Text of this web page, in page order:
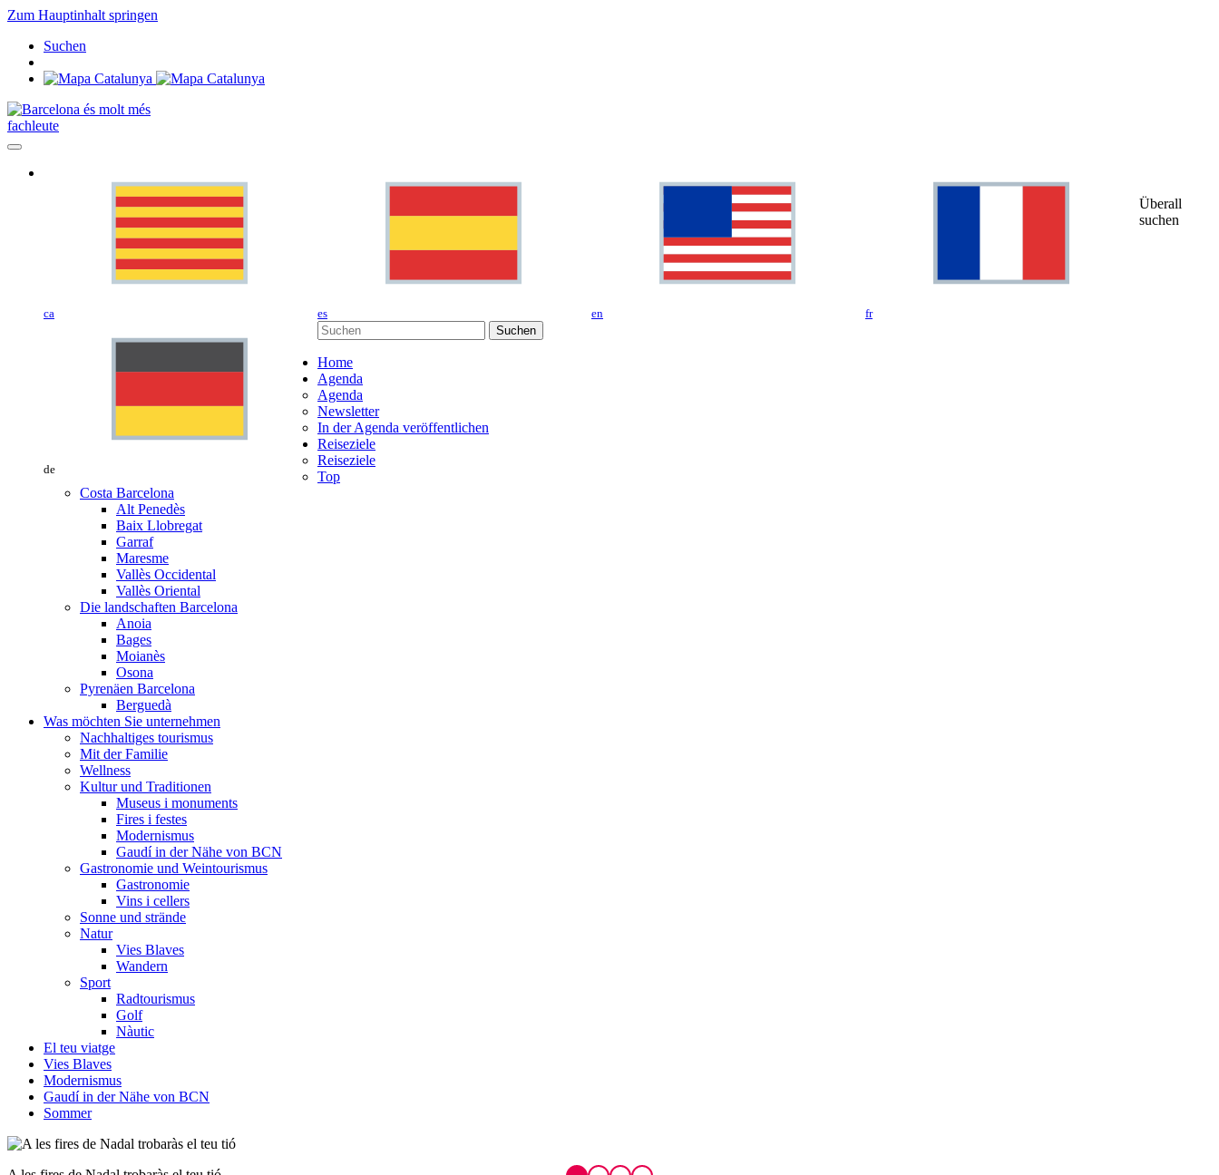
Zum Hauptinhalt springen
Suchen
fachleute
ca es en fr
de
Überall
suchen
Suchen
Home
Agenda
Agenda
Newsletter
In der Agenda veröffentlichen
Reiseziele
Reiseziele
Top
Costa Barcelona
Alt Penedès
Baix Llobregat
Garraf
Maresme
Vallès Occidental
Vallès Oriental
Die landschaften Barcelona
Anoia
Bages
Moianès
Osona
Pyrenäen Barcelona
Berguedà
Was möchten Sie unternehmen
Nachhaltiges tourismus
Mit der Familie
Wellness
Kultur und Traditionen
Museus i monuments
Fires i festes
Modernismus
Gaudí in der Nähe von BCN
Gastronomie und Weintourismus
Gastronomie
Vins i cellers
Sonne und strände
Natur
Vies Blaves
Wandern
Sport
Radtourismus
Golf
Nàutic
El teu viatge
Vies Blaves
Modernismus
Gaudí in der Nähe von BCN
Sommer